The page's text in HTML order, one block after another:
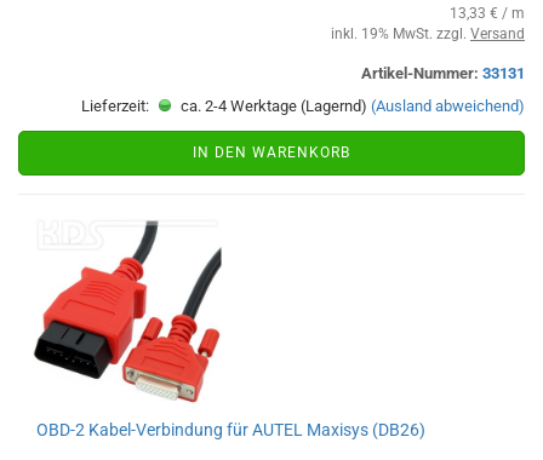
13,33 € / m
inkl. 19% MwSt. zzgl. Versand
Artikel-Nummer: 33131
Lieferzeit:
ca. 2-4 Werktage (Lagernd) (Ausland abweichend)
IN DEN WARENKORB
OBD-2 Kabel-Verbindung für AUTEL Maxisys (DB26)